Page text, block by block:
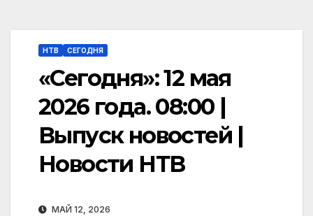
НТВ СЕГОДНЯ
«Сегодня»: 12 мая
2026 года. 08:00 |
Выпуск новостей |
Новости НТВ
МАЙ 12, 2026